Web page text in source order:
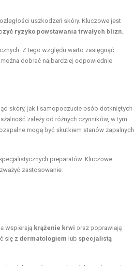
uszkodzeń skóry. Kluczowe jest
ryzyko powstawania trwałych blizn.
Z tego względu warto zasięgnąć
można dobrać najbardziej odpowiednie
skóry, jak i samopoczucie osób dotkniętych
zależy od różnych czynników, w tym
mogą być skutkiem stanów zapalnych
preparatów. Kluczowe
zastosowanie:
wspierają krążenie krwi oraz poprawiają
się z dermatologiem lub specjalistą